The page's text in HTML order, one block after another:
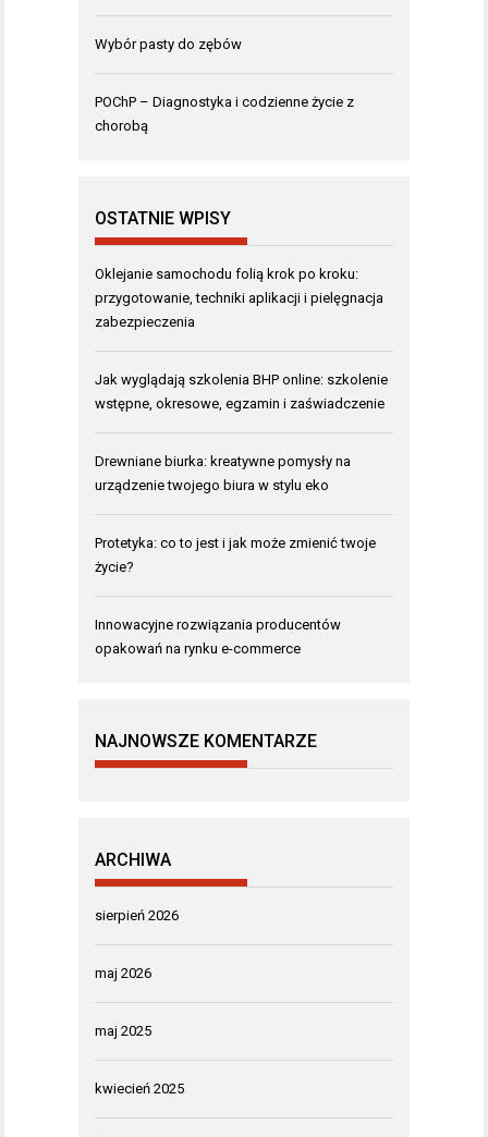
Wybór pasty do zębów
POChP – Diagnostyka i codzienne życie z
chorobą
OSTATNIE WPISY
Oklejanie samochodu folią krok po kroku:
przygotowanie, techniki aplikacji i pielęgnacja
zabezpieczenia
Jak wyglądają szkolenia BHP online: szkolenie
wstępne, okresowe, egzamin i zaświadczenie
Drewniane biurka: kreatywne pomysły na
urządzenie twojego biura w stylu eko
Protetyka: co to jest i jak może zmienić twoje
życie?
Innowacyjne rozwiązania producentów
opakowań na rynku e-commerce
NAJNOWSZE KOMENTARZE
ARCHIWA
sierpień 2026
maj 2026
maj 2025
kwiecień 2025